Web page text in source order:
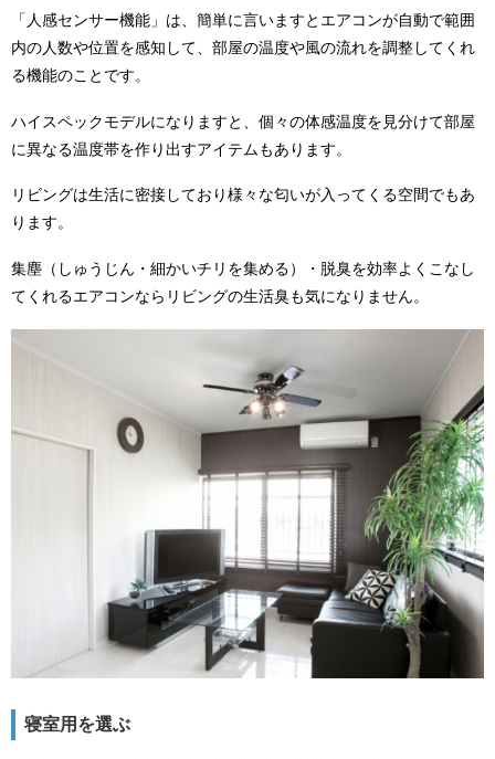
「人感センサー機能」は、簡単に言いますとエアコンが自動で範囲
内の人数や位置を感知して、部屋の温度や風の流れを調整してくれ
る機能のことです。
ハイスペックモデルになりますと、個々の体感温度を見分けて部屋
に異なる温度帯を作り出すアイテムもあります。
リビングは生活に密接しており様々な匂いが入ってくる空間でもあ
ります。
集塵（しゅうじん・細かいチリを集める）・脱臭を効率よくこなし
てくれるエアコンならリビングの生活臭も気になりません。
寝室用を選ぶ